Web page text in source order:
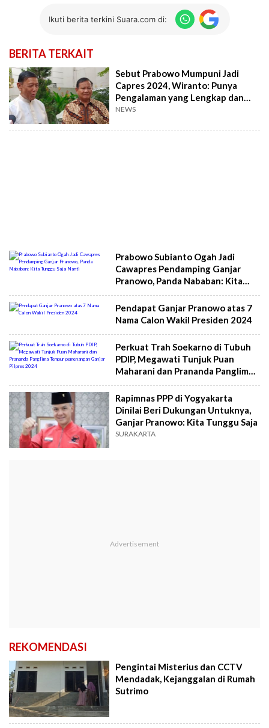
Ikuti berita terkini Suara.com di:
BERITA TERKAIT
Sebut Prabowo Mumpuni Jadi
Capres 2024, Wiranto: Punya
Pengalaman yang Lengkap dan
Setia NKRI
NEWS
Prabowo Subianto Ogah Jadi
Cawapres Pendamping Ganjar
Pranowo, Panda Nababan: Kita
Tunggu Saja Nanti
Pendapat Ganjar Pranowo atas 7
Nama Calon Wakil Presiden 2024
Perkuat Trah Soekarno di Tubuh
PDIP, Megawati Tunjuk Puan
Maharani dan Prananda Panglima
Tempur pemenangan Ganjar
Pilpres 2024
Rapimnas PPP di Yogyakarta
Dinilai Beri Dukungan Untuknya,
Ganjar Pranowo: Kita Tunggu Saja
SURAKARTA
REKOMENDASI
Pengintai Misterius dan CCTV
Mendadak, Kejanggalan di Rumah
Sutrimo